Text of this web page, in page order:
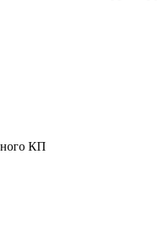
КП